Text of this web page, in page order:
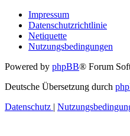
Impressum
Datenschutzrichtlinie
Netiquette
Nutzungsbedingungen
Powered by phpBB® Forum
Deutsche Übersetzung durch
Datenschutz |